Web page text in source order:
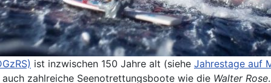
ist inzwischen 150 Jahre alt (siehe Jahrestage auf
zahlreiche Seenotrettungsboote wie die Walter Rose.